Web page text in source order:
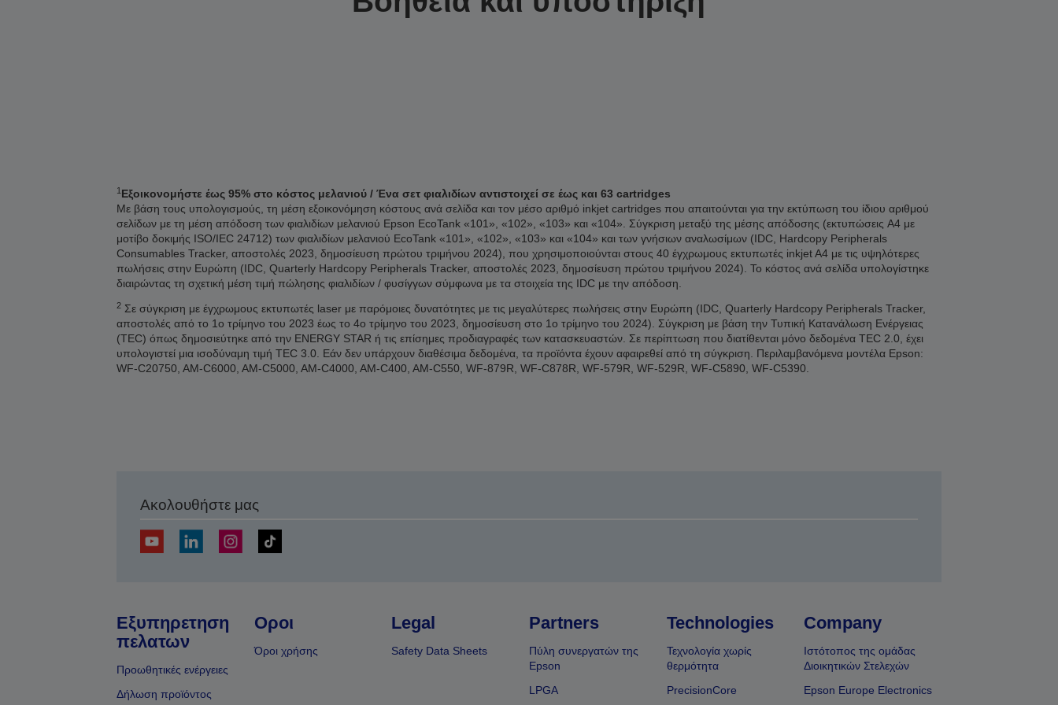
1Εξοικονομήστε έως 95% στο κόστος μελανιού / Ένα σετ φιαλιδίων αντιστοιχεί σε έως και 63 cartridges
Με βάση τους υπολογισμούς, τη μέση εξοικονόμηση κόστους ανά σελίδα και τον μέσο αριθμό inkjet cartridges που απαιτούνται για την εκτύπωση του ίδιου αριθμού
σελίδων με τη μέση απόδοση των φιαλιδίων μελανιού Epson EcoTank «101», «102», «103» και «104». Σύγκριση μεταξύ της μέσης απόδοσης (εκτυπώσεις A4 με
μοτίβο δοκιμής ISO/IEC 24712) των φιαλιδίων μελανιού EcoTank «101», «102», «103» και «104» και των γνήσιων αναλωσίμων (IDC, Hardcopy Peripherals
Consumables Tracker, αποστολές 2023, δημοσίευση πρώτου τριμήνου 2024), που χρησιμοποιούνται στους 40 έγχρωμους εκτυπωτές inkjet A4 με τις υψηλότερες
πωλήσεις στην Ευρώπη (IDC, Quarterly Hardcopy Peripherals Tracker, αποστολές 2023, δημοσίευση πρώτου τριμήνου 2024). Το κόστος ανά σελίδα υπολογίστηκε
διαιρώντας τη σχετική μέση τιμή πώλησης φιαλιδίων / φυσίγγων σύμφωνα με τα στοιχεία της IDC με την απόδοση.
2Σε σύγκριση με έγχρωμους εκτυπωτές laser με παρόμοιες δυνατότητες με τις μεγαλύτερες πωλήσεις στην Ευρώπη (IDC, Quarterly Hardcopy Peripherals Tracker,
αποστολές από το 1ο τρίμηνο του 2023 έως το 4ο τρίμηνο του 2023, δημοσίευση στο 1ο τρίμηνο του 2024). Σύγκριση με βάση την Τυπική Κατανάλωση Ενέργειας
(TEC) όπως δημοσιεύτηκε από την ENERGY STAR ή τις επίσημες προδιαγραφές των κατασκευαστών. Σε περίπτωση που διατίθενται μόνο δεδομένα TEC 2.0, έχει
υπολογιστεί μια ισοδύναμη τιμή TEC 3.0. Εάν δεν υπάρχουν διαθέσιμα δεδομένα, τα προϊόντα έχουν αφαιρεθεί από τη σύγκριση. Περιλαμβανόμενα μοντέλα Epson:
WF-C20750, AM-C6000, AM-C5000, AM-C4000, AM-C400, AM-C550, WF-879R, WF-C878R, WF-579R, WF-529R, WF-C5890, WF-C5390.
Ακολουθήστε μας
Εξυπηρετηση
πελατων
Προωθητικές ενέργειες
Δήλωση προϊόντος
Οροι
Όροι χρήσης
Legal
Safety Data Sheets
Partners
Πύλη συνεργατών της
Epson
LPGA
Technologies
Τεχνολογία χωρίς
θερμότητα
PrecisionCore
Company
Ιστότοπος της ομάδας
Διοικητικών Στελεχών
Epson Europe Electronics